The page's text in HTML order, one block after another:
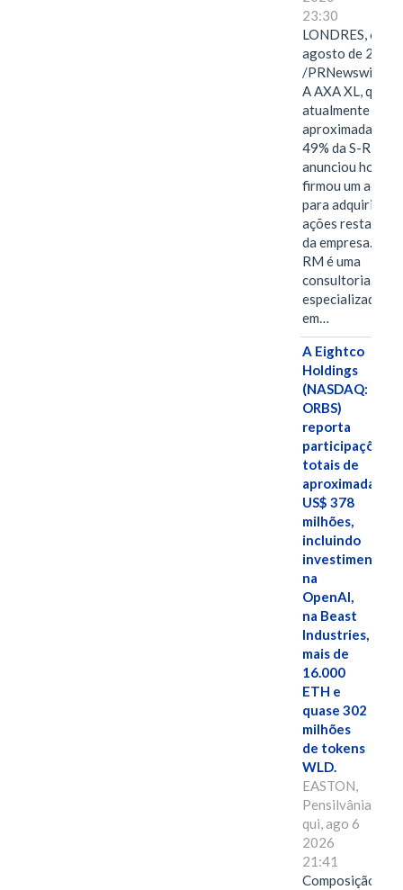
23:30
LONDRES, 6 de
agosto de 2026
/PRNewswire/ --
A AXA XL, que
atualmente
49% da S-RM,
anunciou hoje
firmou um
para adquirir as
ações restantes
da empresa. A S-
RM é uma
consultoria
especializada
em…
A Eightco
Holdings
(NASDAQ:
ORBS)
reporta
participações
totais de
US$ 378
milhões,
incluindo
investimentos
na
OpenAI,
na Beast
Industries,
mais de
16.000
ETH e
quase 302
milhões
de tokens
WLD.
EASTON,
Pensilvânia,
qui, ago 6
2026
21:41
Composição